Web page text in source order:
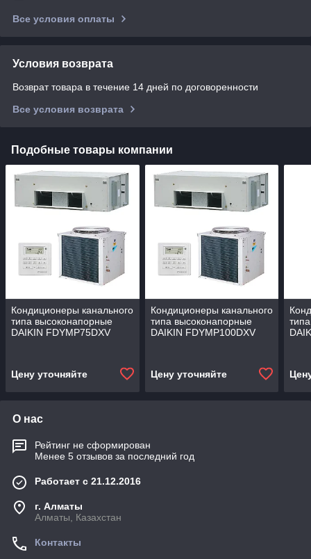
Все условия оплаты
Условия возврата
Возврат товара в течение 14 дней по договоренности
Все условия возврата
Подобные товары компании
Кондиционеры канального
типа высоконапорные
DAIKIN FDYMP75DXV
Цену уточняйте
Кондиционеры канального
типа высоконапорные
DAIKIN FDYMP100DXV
Цену уточняйте
О нас
Рейтинг не сформирован
Менее 5 отзывов за последний год
Работает с 21.12.2016
г. Алматы
Алматы, Казахстан
Контакты